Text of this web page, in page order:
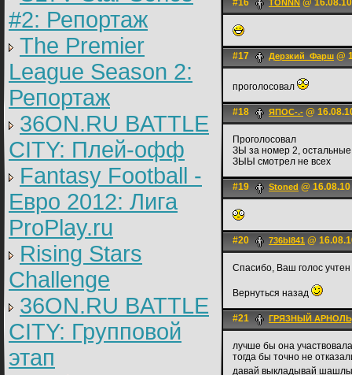
#2: Репортаж
The Premier
League Season 2:
Репортаж
36ON.RU BATTLE
CITY: Плей-офф
Fantasy Football -
Евро 2012: Лига
ProPlay.ru
Rising Stars
Challenge
36ON.RU BATTLE
CITY: Групповой
этап
#16 TONNN @
#17 Дерзкий_Фарш @
проголосовал
#18 ЯПОС-.- @
Проголосовал
ЗЫ за номер 2, остальные
ЗЫЫ смотрел не всех
#19 Stoned @
#20 736bl841 @
Спасибо, Ваш голос учтен
Вернуться назад
#21 ГРЯЗНЫЙ
лучше бы она
тогда бы точно не
давай выкладывай